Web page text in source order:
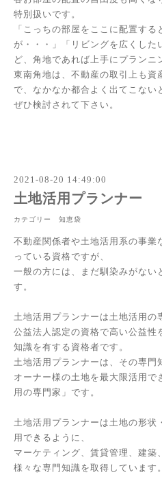
特別扱いです。
「こっちの部屋をここに配置す
が・・・」「リビングを広くした
ど、角地であれば上手にプランニ
東南角地は、不動産の取引上も資
で、なかなか都合よく出てこない
ぜひ検討されて下さい。
2021-08-20 14:49:00
土地活用プランナー
カテゴリー 知恵袋
不動産関係者や土地活用系の事業
っている資格ですが、
一般の方には、まだ馴染みがない
す。
土地活用プランナーは土地活用の
公益法人認定の資格で高い公益性
知識を有する資格者です。
土地活用プランナーは、その専門
オーナー様の土地を最大限活用で
用の専門家」です。
土地活用プランナーは土地の形状
用できるように、
マーケティング、賃貸管理、建築
様々な専門知識を取得しています。